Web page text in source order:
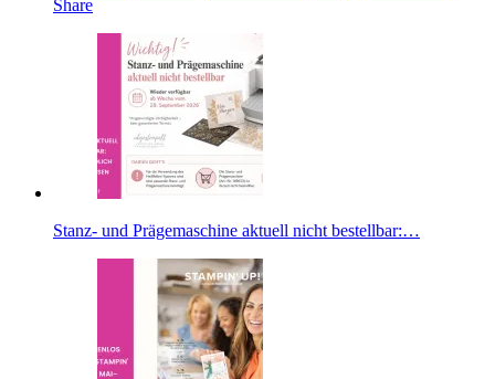
Share
Stanz- und Prägemaschine aktuell nicht bestellbar:…